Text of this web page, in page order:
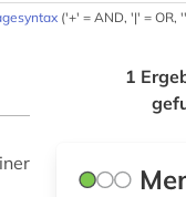
('+' = AND, '|' = OR,
1